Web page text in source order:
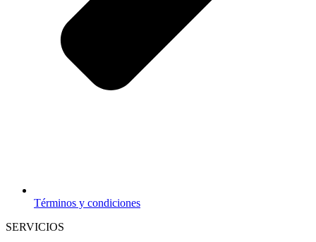
Términos y condiciones
SERVICIOS